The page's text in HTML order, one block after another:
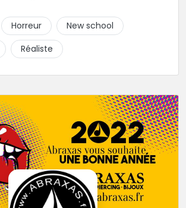
Horreur
New school
Réaliste